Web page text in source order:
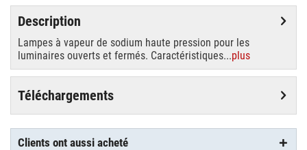
Description
Lampes à vapeur de sodium haute pression pour les
luminaires ouverts et fermés. Caractéristiques...plus
Téléchargements
Clients ont aussi acheté